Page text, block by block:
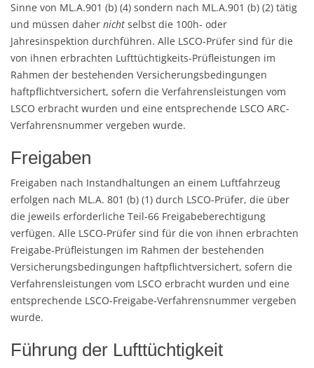
Sinne von ML.A.901 (b) (4) sondern nach ML.A.901 (b) (2) tätig
und müssen daher nicht selbst die 100h- oder
Jahresinspektion durchführen. Alle LSCO-Prüfer sind für die
von ihnen erbrachten Lufttüchtigkeits-Prüfleistungen im
Rahmen der bestehenden Versicherungsbedingungen
haftpflichtversichert, sofern die Verfahrensleistungen vom
LSCO erbracht wurden und eine entsprechende LSCO ARC-
Verfahrensnummer vergeben wurde.
Freigaben
Freigaben nach Instandhaltungen an einem Luftfahrzeug
erfolgen nach ML.A. 801 (b) (1) durch LSCO-Prüfer, die über
die jeweils erforderliche Teil-66 Freigabeberechtigung
verfügen. Alle LSCO-Prüfer sind für die von ihnen erbrachten
Freigabe-Prüfleistungen im Rahmen der bestehenden
Versicherungsbedingungen haftpflichtversichert, sofern die
Verfahrensleistungen vom LSCO erbracht wurden und eine
entsprechende LSCO-Freigabe-Verfahrensnummer vergeben
wurde.
Führung der Lufttüchtigkeit